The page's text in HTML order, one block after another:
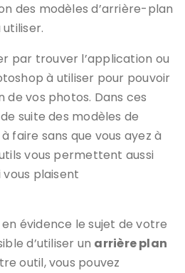
des modèles d’arrière-plan
par trouver l’application ou
à utiliser pour pouvoir
vos photos. Dans ces
suite des modèles de
faire sans que vous ayez à
vous permettent aussi
vous plaisent
évidence le sujet de votre
d’utiliser un arrière plan
outil, vous pouvez